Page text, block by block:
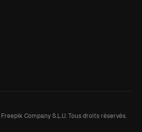
Freepik Company S.L.U.Tous droits réservés.